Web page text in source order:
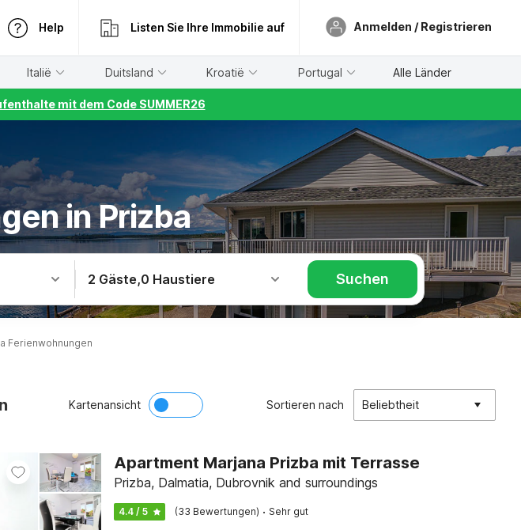
Help Listen Sie Ihre Immobilie auf Anmelden / Registrieren
Italië Duitsland Kroatië Portugal Alle Länder
mit dem Code SUMMER26
in Prizba
2 Gäste,0 Haustiere Suchen
Ferienwohnungen
Kartenansicht Sortieren nach Beliebtheit
Apartment Marjana Prizba mit Terrasse
Prizba, Dalmatia, Dubrovnik and surroundings
4.4 / 5 (33 Bewertungen) · Sehr gut